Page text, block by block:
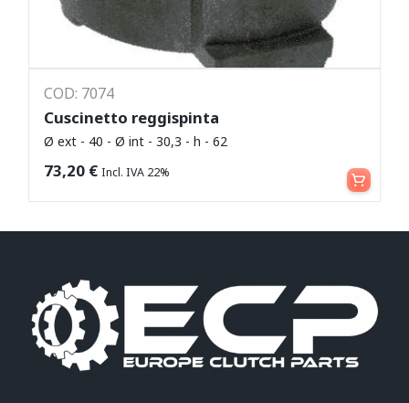
COD: 7074
Cuscinetto reggispinta
Ø ext - 40 - Ø int - 30,3 - h - 62
73,20 € Incl. IVA 22% Leggi tutto